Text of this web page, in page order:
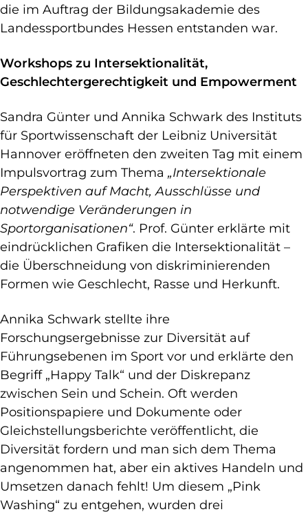
die im Auftrag der Bildungsakademie des
Landessportbundes Hessen entstanden war.
Workshops zu Intersektionalität,
Geschlechtergerechtigkeit und Empowerment
Sandra Günter und Annika Schwark des Instituts
für Sportwissenschaft der Leibniz Universität
Hannover eröffneten den zweiten Tag mit einem
Impulsvortrag zum Thema „Intersektionale
Perspektiven auf Macht, Ausschlüsse und
notwendige Veränderungen in
Sportorganisationen“. Prof. Günter erklärte mit
eindrücklichen Grafiken die Intersektionalität –
die Überschneidung von diskriminierenden
Formen wie Geschlecht, Rasse und Herkunft.
Annika Schwark stellte ihre
Forschungsergebnisse zur Diversität auf
Führungsebenen im Sport vor und erklärte den
Begriff „Happy Talk“ und der Diskrepanz
zwischen Sein und Schein. Oft werden
Positionspapiere und Dokumente oder
Gleichstellungsberichte veröffentlicht, die
Diversität fordern und man sich dem Thema
angenommen hat, aber ein aktives Handeln und
Umsetzen danach fehlt! Um diesem „Pink
Washing“ zu entgehen, wurden drei